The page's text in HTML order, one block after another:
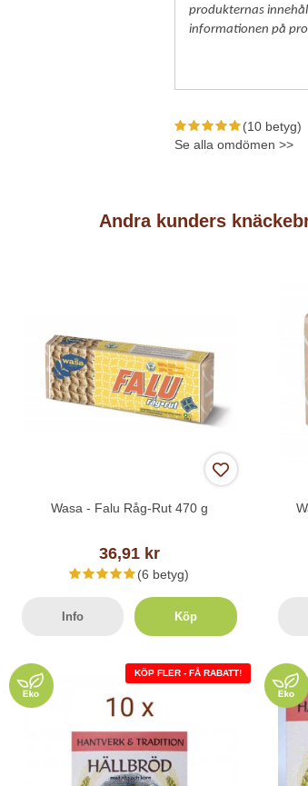
produkternas
informationen på
(10 betyg)
Se alla omdömen >>
Andra kunders
Wasa - Falu Råg-Rut 470 g
36,91 kr
(6 betyg)
Info Köp
KÖP FLER - FÅ RABATT!